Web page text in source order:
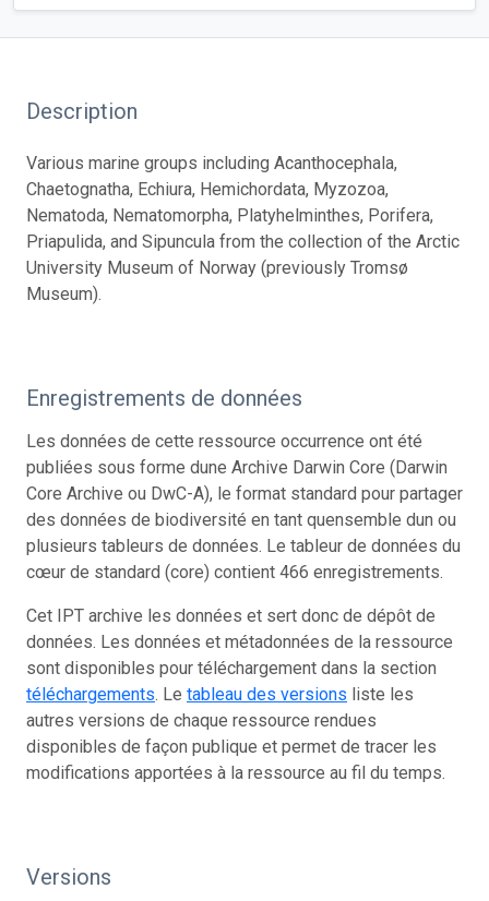
Description
Various marine groups including Acanthocephala,
Chaetognatha, Echiura, Hemichordata, Myzozoa,
Nematoda, Nematomorpha, Platyhelminthes, Porifera,
Priapulida, and Sipuncula from the collection of the Arctic
University Museum of Norway (previously Tromsø
Museum).
Enregistrements de données
Les données de cette ressource occurrence ont été
publiées sous forme dune Archive Darwin Core (Darwin
Core Archive ou DwC-A), le format standard pour partager
des données de biodiversité en tant quensemble dun ou
plusieurs tableurs de données. Le tableur de données du
cœur de standard (core) contient 466 enregistrements.
Cet IPT archive les données et sert donc de dépôt de
données. Les données et métadonnées de la ressource
sont disponibles pour téléchargement dans la section
téléchargements. Le tableau des versions liste les
autres versions de chaque ressource rendues
disponibles de façon publique et permet de tracer les
modifications apportées à la ressource au fil du temps.
Versions